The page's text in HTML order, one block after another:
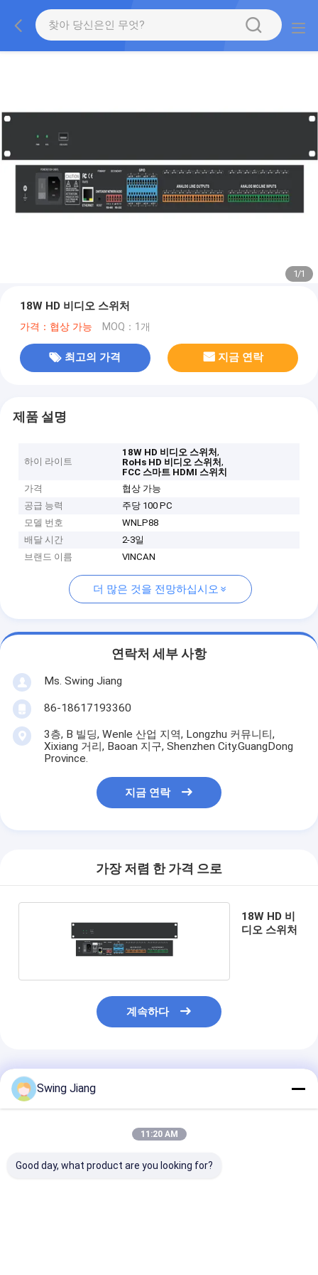
1/1
18W HD 비디오 스위처
가격：협상 가능 MOQ：1개
최고의 가격 지금 연락
제품 설명
하이 라이트
18W HD 비디오 스위처,
RoHs HD 비디오 스위처,
FCC 스마트 HDMI 스위치
가격
협상 가능
공급 능력
주당 100 PC
모델 번호
WNLP88
배달 시간
2-3일
브랜드 이름
VINCAN
더 많은 것을 전망하십시오
연락처 세부 사항
Ms. Swing Jiang
86-18617193360
3층, B 빌딩, Wenle 산업 지역, Longzhu 커뮤니티,
Xixiang 거리, Baoan 지구, Shenzhen City.GuangDong
Province.
지금 연락
가장 저렴 한 가격 으로
18W HD 비
디오 스위처
계속하다
추천된 제품
Swing Jiang
11:20 AM
Good day, what product are you looking for?